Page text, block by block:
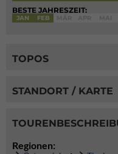
BESTE JAHRESZEIT:
JAN FEB
TOPOS
STANDORT / KARTE
Regionen: